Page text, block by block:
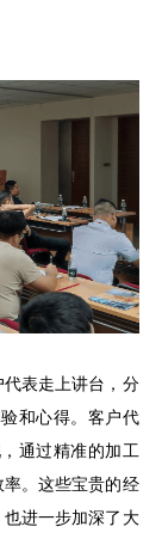
表走上讲台，分
和心得。客户代
通过精准的加工
。这些宝贵的经
进一步加深了大